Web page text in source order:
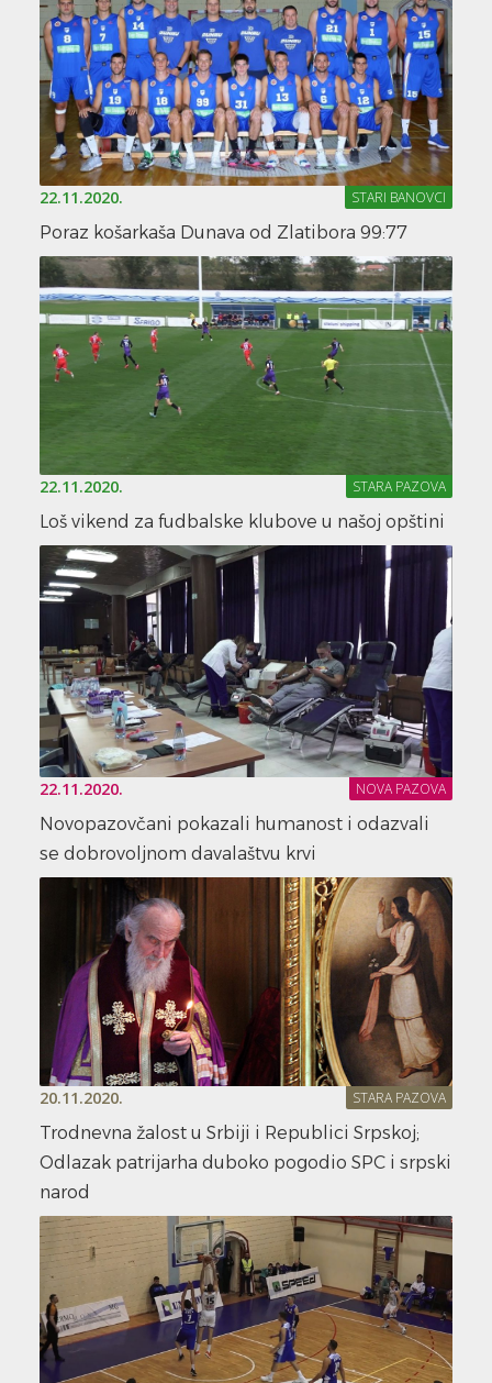
22.11.2020. STARI BANOVCI
Poraz košarkaša Dunava od Zlatibora 99:77
22.11.2020. STARA PAZOVA
Loš vikend za fudbalske klubove u našoj opštini
22.11.2020. NOVA PAZOVA
Novopazovčani pokazali humanost i odazvali
se dobrovoljnom davalaštvu krvi
20.11.2020. STARA PAZOVA
Trodnevna žalost u Srbiji i Republici Srpskoj;
Odlazak patrijarha duboko pogodio SPC i srpski
narod